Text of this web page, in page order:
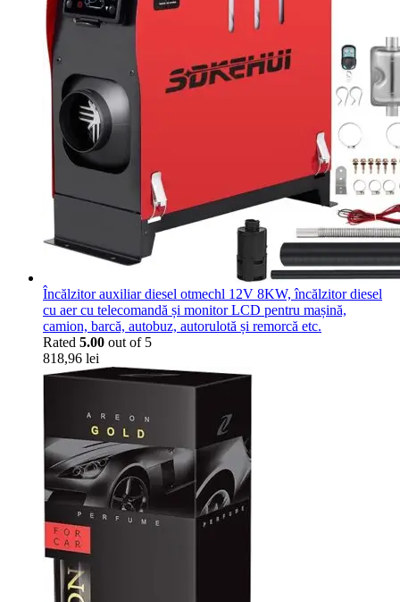
Încălzitor auxiliar diesel otmechl 12V 8KW, încălzitor diesel
cu aer cu telecomandă și monitor LCD pentru mașină,
camion, barcă, autobuz, autorulotă și remorcă etc.
Rated 5.00 out of 5
818,96 lei